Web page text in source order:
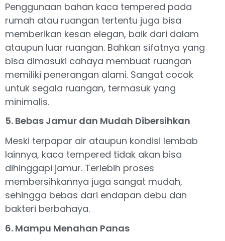
Penggunaan bahan kaca tempered pada
rumah atau ruangan tertentu juga bisa
memberikan kesan elegan, baik dari dalam
ataupun luar ruangan. Bahkan sifatnya yang
bisa dimasuki cahaya membuat ruangan
memiliki penerangan alami. Sangat cocok
untuk segala ruangan, termasuk yang
minimalis.
5. Bebas Jamur dan Mudah Dibersihkan
Meski terpapar air ataupun kondisi lembab
lainnya, kaca tempered tidak akan bisa
dihinggapi jamur. Terlebih proses
membersihkannya juga sangat mudah,
sehingga bebas dari endapan debu dan
bakteri berbahaya.
6. Mampu Menahan Panas